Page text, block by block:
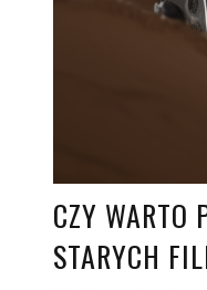
CZY WARTO
STARYCH